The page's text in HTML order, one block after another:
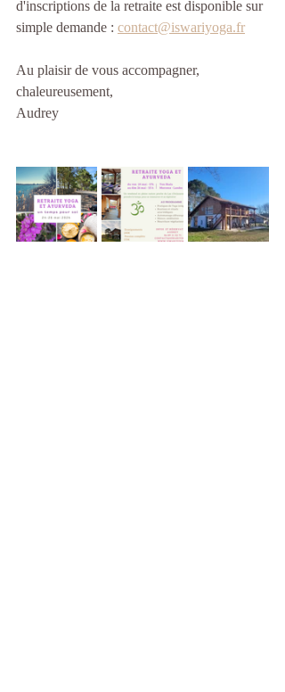
d'inscriptions de la retraite est disponible sur
simple demande : contact@iswariyoga.fr
Au plaisir de vous accompagner,
chaleureusement,
Audrey